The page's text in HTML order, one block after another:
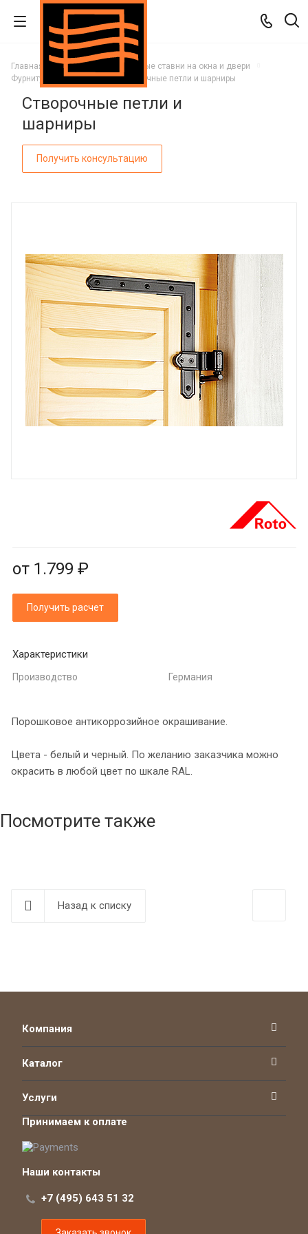
Главная Каталог
Деревянные ставни на окна и двери
Фурнитура для ставней
Створочные петли и шарниры
Створочные петли и
шарниры
Получить консультацию
от 1.799 ₽
Получить расчет
Характеристики
Производство Германия
Порошковое антикоррозийное окрашивание.
Цвета - белый и черный. По желанию заказчика можно
окрасить в любой цвет по шкале RAL.
Посмотрите также
Назад к списку
Компания
Каталог
Услуги
Принимаем к оплате
Наши контакты
+7 (495) 643 51 32